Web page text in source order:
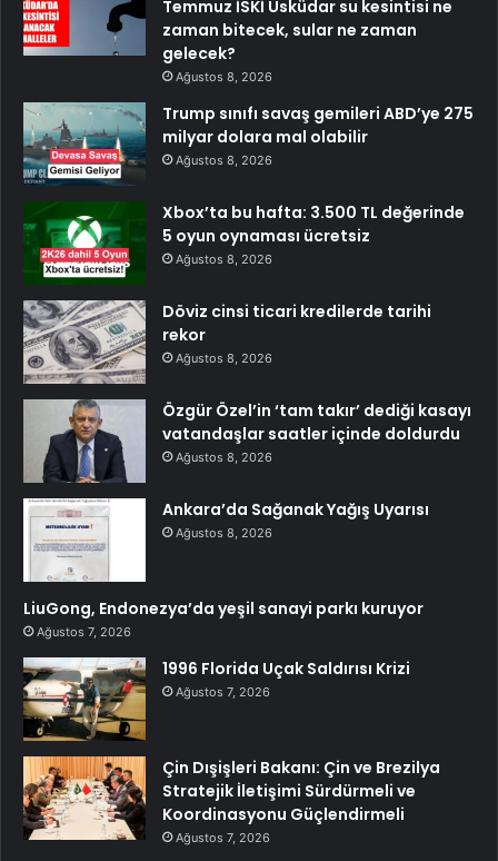
Temmuz İSKİ Üsküdar su kesintisi ne
zaman bitecek, sular ne zaman
gelecek?
Ağustos 8, 2026
Trump sınıfı savaş gemileri ABD’ye 275
milyar dolara mal olabilir
Ağustos 8, 2026
Xbox’ta bu hafta: 3.500 TL değerinde
5 oyun oynaması ücretsiz
Ağustos 8, 2026
Döviz cinsi ticari kredilerde tarihi
rekor
Ağustos 8, 2026
Özgür Özel’in ‘tam takır’ dediği kasayı
vatandaşlar saatler içinde doldurdu
Ağustos 8, 2026
Ankara’da Sağanak Yağış Uyarısı
Ağustos 8, 2026
LiuGong, Endonezya’da yeşil sanayi parkı kuruyor
Ağustos 7, 2026
1996 Florida Uçak Saldırısı Krizi
Ağustos 7, 2026
Çin Dışişleri Bakanı: Çin ve Brezilya
Stratejik İletişimi Sürdürmeli ve
Koordinasyonu Güçlendirmeli
Ağustos 7, 2026